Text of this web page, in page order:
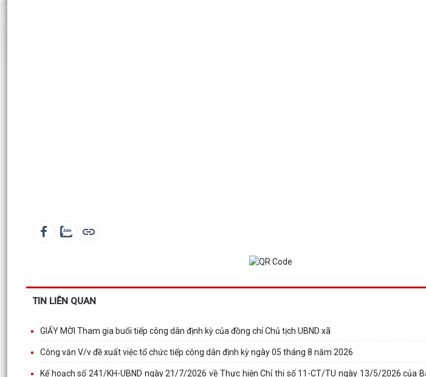
TIN LIÊN QUAN
GIẤY MỜI Tham gia buổi tiếp công dân định kỳ của đồng chí Chủ tịch UBND xã
Công văn V/v đề xuất việc tổ chức tiếp công dân định kỳ ngày 05 tháng 8 năm 2026
Kế hoạch số 241/KH-UBND ngày 21/7/2026 về Thực hiện Chỉ thị số 11-CT/TU ngày 13/5/2026 của